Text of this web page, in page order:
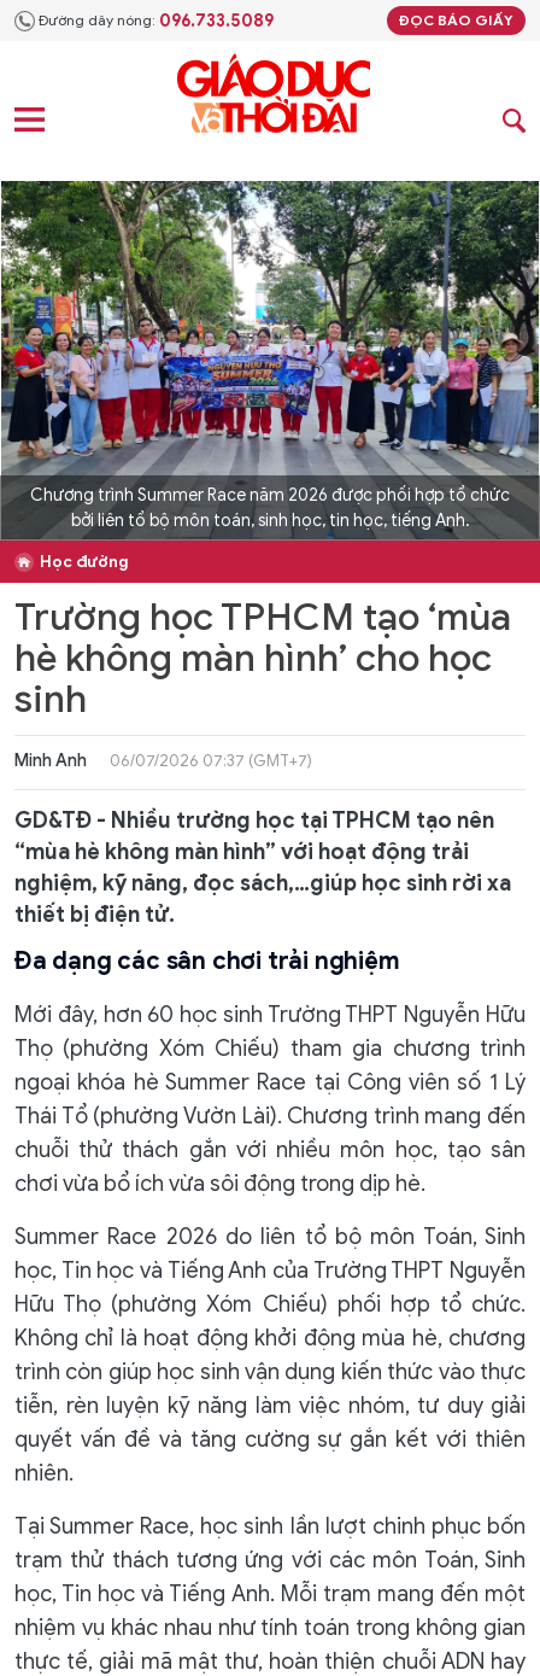
Đường dây nóng: 096.733.5089 ĐỌC BÁO GIẤY
Chương trình Summer Race năm 2026 được phối hợp tổ chức
bởi liên tổ bộ môn toán, sinh học, tin học, tiếng Anh.
Học đường
Trường học TPHCM tạo ‘mùa
hè không màn hình’ cho học
sinh
Minh Anh 06/07/2026 07:37 (GMT+7)
GD&TĐ - Nhiều trường học tại TPHCM tạo nên
“mùa hè không màn hình” với hoạt động trải
nghiệm, kỹ năng, đọc sách,…giúp học sinh rời xa
thiết bị điện tử.
Đa dạng các sân chơi trải nghiệm
Mới đây, hơn 60 học sinh Trường THPT Nguyễn Hữu
Thọ (phường Xóm Chiếu) tham gia chương trình
ngoại khóa hè Summer Race tại Công viên số 1 Lý
Thái Tổ (phường Vườn Lài). Chương trình mang đến
chuỗi thử thách gắn với nhiều môn học, tạo sân
chơi vừa bổ ích vừa sôi động trong dịp hè.
Summer Race 2026 do liên tổ bộ môn Toán, Sinh
học, Tin học và Tiếng Anh của Trường THPT Nguyễn
Hữu Thọ (phường Xóm Chiếu) phối hợp tổ chức.
Không chỉ là hoạt động khởi động mùa hè, chương
trình còn giúp học sinh vận dụng kiến thức vào thực
tiễn, rèn luyện kỹ năng làm việc nhóm, tư duy giải
quyết vấn đề và tăng cường sự gắn kết với thiên
nhiên.
Tại Summer Race, học sinh lần lượt chinh phục bốn
trạm thử thách tương ứng với các môn Toán, Sinh
học, Tin học và Tiếng Anh. Mỗi trạm mang đến một
nhiệm vụ khác nhau như tính toán trong không gian
thực tế, giải mã mật thư, hoàn thiện chuỗi ADN hay